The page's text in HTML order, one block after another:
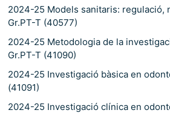
2024-25 Models sanitaris: regulació,
Gr.PT-T (40577)
2024-25 Metodologia de la
Gr.PT-T (41090)
2024-25 Investigació bàsica en
(41091)
2024-25 Investigació clínica en